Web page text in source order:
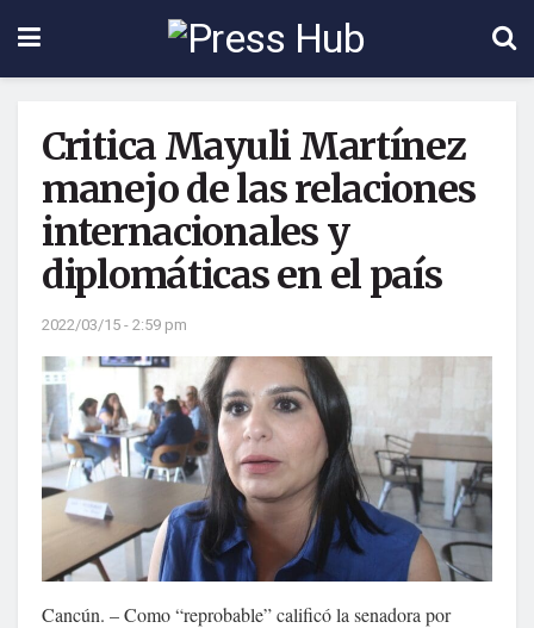
Critica Mayuli Martínez
manejo de las relaciones
internacionales y
diplomáticas en el país
2022/03/15 - 2:59 pm
Cancún. – Como “reprobable” calificó la senadora por